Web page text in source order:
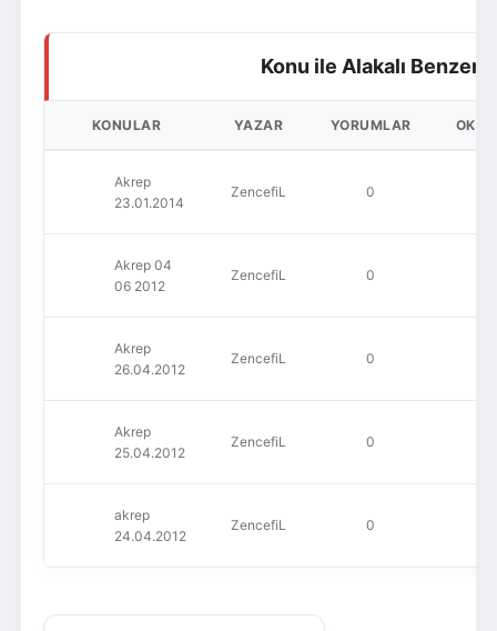
Konu ile Alakalı Benzer
KONULAR YAZAR YORUMLAR
Akrep
23.01.2014
ZencefiL 0
Akrep 04
06 2012
ZencefiL 0
Akrep
26.04.2012
ZencefiL 0
Akrep
25.04.2012
ZencefiL 0
akrep
24.04.2012
ZencefiL 0